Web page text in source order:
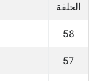
الحلقة
58
57